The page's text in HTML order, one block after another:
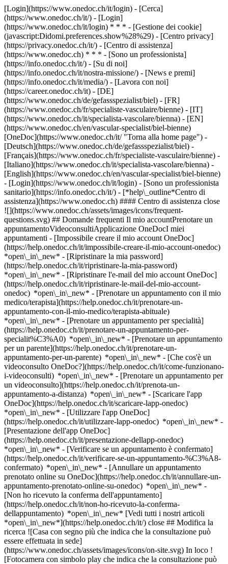
[Login](https://www.onedoc.ch/it/login) - [Cerca]
(https://www.onedoc.ch/it/) - [Login]
(https://www.onedoc.ch/it/login) * * * - [Gestione dei cookie]
(javascript:Didomi.preferences.show%28%29) - [Centro privacy]
(https://privacy.onedoc.ch/it/) - [Centro di assistenza]
(https://www.onedoc.ch) * * * - [Sono un professionista]
(https://info.onedoc.ch/it/) - [Su di noi]
(https://info.onedoc.ch/it/nostra-missione/) - [News e premi]
(https://info.onedoc.ch/it/media/) - [Lavora con noi]
(https://career.onedoc.ch/it) - [DE]
(https://www.onedoc.ch/de/gefassspezialist/biel) - [FR]
(https://www.onedoc.ch/fr/specialiste-vasculaire/bienne) - [IT]
(https://www.onedoc.ch/it/specialista-vascolare/bienna) - [EN]
(https://www.onedoc.ch/en/vascular-specialist/biel-bienne)
[OneDoc](https://www.onedoc.ch/it/ "Torna alla home page") -
[Deutsch](https://www.onedoc.ch/de/gefassspezialist/biel) -
[Français](https://www.onedoc.ch/fr/specialiste-vasculaire/bienne) -
[Italiano](https://www.onedoc.ch/it/specialista-vascolare/bienna) -
[English](https://www.onedoc.ch/en/vascular-specialist/biel-bienne)
- [Login](https://www.onedoc.ch/it/login) - [Sono un professionista
sanitario](https://info.onedoc.ch/it/) - [*help\_outline*Centro di
assistenza](https://www.onedoc.ch) #### Centro di assistenza close
![](https://www.onedoc.ch/assets/images/icons/frequent-
questions.svg) ## Domande frequenti Il mio accountPrenotare un
appuntamentoVideoconsultiApplicazione OneDocI miei
appuntamenti - [Impossibile creare il mio account OneDoc]
(https://help.onedoc.ch/it/impossibile-creare-il-mio-account-onedoc)
*open\_in\_new* - [Ripristinare la mia password]
(https://help.onedoc.ch/it/ripristinare-la-mia-password)
*open\_in\_new* - [Ripristinare l'e-mail del mio account OneDoc]
(https://help.onedoc.ch/it/ripristinare-le-mail-del-mio-account-
onedoc) *open\_in\_new* - [Prenotare un appuntamento con il mio
medico/terapista](https://help.onedoc.ch/it/prenotare-un-
appuntamento-con-il-mio-medico/terapista-abituale)
*open\_in\_new* - [Prenotare un appuntamento per specialità]
(https://help.onedoc.ch/it/prenotare-un-appuntamento-per-
specialit%C3%A0) *open\_in\_new* - [Prenotare un appuntamento
per un parente](https://help.onedoc.ch/it/prenotare-un-
appuntamento-per-un-parente) *open\_in\_new* - [Che cos'è un
videoconsulto OneDoc?](https://help.onedoc.ch/it/come-funzionano-
i-videoconsulti) *open\_in\_new* - [Prenotare un appuntamento per
un videoconsulto](https://help.onedoc.ch/it/prenota-un-
appuntamento-a-distanza) *open\_in\_new* - [Scaricare l'app
OneDoc](https://help.onedoc.ch/it/scaricare-lapp-onedoc)
*open\_in\_new* - [Utilizzare l'app OneDoc]
(https://help.onedoc.ch/it/utilizzare-lapp-onedoc) *open\_in\_new* -
[Presentazione dell'app OneDoc]
(https://help.onedoc.ch/it/presentazione-dellapp-onedoc)
*open\_in\_new* - [Verificare se un appuntamento è confermato](https://help.onedoc.ch/it/verificare-se-un-appuntamento-%C3%A8-confermato) *open\_in\_new* - [Annullare un appuntamento prenotato online su OneDoc](https://help.onedoc.ch/it/annullare-un-appuntamento-prenotato-online-su-onedoc) *open\_in\_new* - [Non ho ricevuto la conferma dell'appuntamento](https://help.onedoc.ch/it/non-ho-ricevuto-la-conferma-dellappuntamento) *open\_in\_new* [Vedi tutti i nostri articoli *open\_in\_new*](https://help.onedoc.ch/it/) close ## Modifica la ricerca ![Casa con segno più che indica che la consultazione può essere effettuata in sede](https://www.onedoc.ch/assets/images/icons/on-site.svg) In loco ![Fotocamera con simbolo play che indica che la consultazione può essere effettuata a distanza in video](https://www.onedoc.ch/assets/images/icons/remote.svg) A distanza Cerca #### Specialità #### Professionisti #### Istituti edit Specialista vascolare a Bienna tune Filtra per Nuovo paziente*keyboard\_arrow\_down* - Accettato*check\_circle* Lingua parlata*keyboard\_arrow\_down* - Francese*check\_circle* - Inglese*check\_circle* - Olandese*check\_circle* - Spagnolo*check\_circle* - Tedesco*check\_circle* Sesso*keyboard\_arrow\_down* - Donna*check\_circle* - Uomo*check\_circle* Disponibilità*keyboard\_arrow\_down* - Disponibile oggi*check\_circle* - Entro i prossimi 3 giorni*check\_circle* - Entro i prossimi 7 giorni*check\_circle* - Entro i prossimi 14 giorni*check\_circle* # __Specialista vascolare__ a __Bienna__: prenota il tuo appuntamento online oggi ## 5 risultati a Bienna [![Dr.ssa med. Verena Quarch, angiologo a Bienna](https://assets.onedoc.ch/images/users/7f5fc208f8da4e2d160695e9367d7ce239543df5eb3740ef30ebe7a8eb66de3b-small.jpg "Dr.ssa med. Verena Quarch, angiologo a Bienna")](https://www.onedoc.ch/it/angiologo/bienna/pc2qf/dr-med-verena-quarch) ### [Dr.ssa med. Verena Quarch](https://www.onedoc.ch/it/angiologo/bienna/pc2qf/dr-med-verena-quarch) ![Badge che indica un profilo verificato](https://www.onedoc.ch/assets/images/icons/checkmark.svg) [Angiologo](https://www.onedoc.ch/it/angiologo/bienna) [Gefässpraxis Biel/Bienne AG (Bahnhofstrasse 14, 2502 Biel)](https://www.onedoc.ch/it/studio-medico/bienna/esd5/gefasspraxis-biel-bienne-ag-bahnhofstrasse-14-2502-biel) Bahnhofstrasse 14 2502 Bienna ![Icona paziente con segno più che indica che il professionista accetta nuovi pazienti](https://www.onedoc.ch/assets/images/icons/new-patients.svg)Accetta nuovi pazienti [Prenota un appuntamento](https://www.onedoc.ch/it/angiologo/bienna/pc2qf/dr-med-verena-quarch) Competenze: Specialista vascolare, [Disturbo circolatorio](https://www.onedoc.ch/it/disturbo-circolatorio/bienna), [Vene varicose | Vene del ragno](https://www.onedoc.ch/it/vene-varicose-vene-del-ragno/bienna), [Flebite | Tromboflebite](https://www.onedoc.ch/it/flebite-tromboflebite/bienna)Vedi di più *chevron\_left* mar 04 ago *chevron\_right* Vedi più appuntamenti *error\_outline* Si è verificato un errore durante il caricamento della disponibilità [Riprova](https://www.onedoc.ch) Competenze: Specialista vascolare, [Disturbo circolatorio](https://www.onedoc.ch/it/disturbo-circolatorio/bienna), [Vene varicose | Vene del ragno](https://www.onedoc.ch/it/vene-varicose-vene-del-ragno/bienna), [Flebite | Tromboflebite](https://www.onedoc.ch/it/flebite-tromboflebite/bienna)Vedi di più [![Dr. med. Dominik Müller, angiologo a Bienna](https://assets.onedoc.ch/images/users/5ac0ceb6f0648e680e6003bd6e7f635f6c6c6174d2e882ba29eb76be2ce90591-small.png "Dr. med. Dominik Müller, angiologo a Bienna")](https://www.onedoc.ch/it/angiologo/bienna/p6j2/dr-med-dominik-muller) ### [Dr. med. Dominik Müller](https://www.onedoc.ch/it/angiologo/bienna/p6j2/dr-med-dominik-muller) ![Badge che indica un profilo verificato](https://www.onedoc.ch/assets/images/icons/checkmark.svg) [Angiologo](https://www.onedoc.ch/it/angiologo/bienna) [Gefässpraxis Biel/Bienne AG (Bahnhofstrasse 14, 2502 Biel)](https://www.onedoc.ch/it/studio-medico/bienna/esd5/gefasspraxis-biel-bienne-ag-bahnhofstrasse-14-2502-biel) Bahnhofstrasse 14 2502 Bienna ![Icona paziente con segno più che indica che il professionista accetta nuovi pazienti](https://www.onedoc.ch/assets/images/icons/new-patients.svg)Accetta nuovi pazienti [Prenota un appuntamento](https://www.onedoc.ch/it/angiologo/bienna/p6j2/dr-med-dominik-muller) Competenze: Specialista vascolare, [Disturbo circolatorio](https://www.onedoc.ch/it/disturbo-circolatorio/bienna), [Vene varicose | Vene del ragno](https://www.onedoc.ch/it/vene-varicose-vene-del-ragno/bienna), [Flebite | Tromboflebite](https://www.onedoc.ch/it/flebite-tromboflebite/bienna)Vedi di più *chevron\_left* mar 04 ago *chevron\_right* Vedi più appuntamenti *error\_outline* Si è verificato un errore durante il caricamento della disponibilità [Riprova](https://www.onedoc.ch) Competenze: Specialista vascolare, [Disturbo circolatorio](https://www.onedoc.ch/it/disturbo-circolatorio/bienna), [Vene varicose | Vene del ragno](https://www.onedoc.ch/it/vene-varicose-vene-del-ragno/bienna), [Flebite | Tromboflebite](https://www.onedoc.ch/it/flebite-tromboflebite/bienna)Vedi di più [![Dr. med. Karl Pieper-Joshi, chirurgo vascolare a Bienna](https://assets.onedoc.ch/images/users/cb7436916b2f9b5692efd55c984ab903fc3b265870cc0e12d22a2a0d4defef6e-small.png "Dr. med. Karl Pieper-Joshi, chirurgo vascolare a Bienna")](https://www.onedoc.ch/it/chirurgo-vascolare/bienna/pcxnc/dr-med-karl-pieper-joshi) ### [Dr. med. Karl Pieper-Joshi](https://www.onedoc.ch/it/chirurgo-vascolare/bienna/pcxnc/dr-med-karl-pieper-joshi) ![Badge che indica un profilo verificato](https://www.onedoc.ch/assets/images/icons/checkmark.svg) [Chirurgo vascolare](https://www.onedoc.ch/it/chirurgo-vascolare/bienna) [Clinique DELC Biel / Bienne](https://www.onedoc.ch/it/clinica/bienna/esn5/clinique-delc-biel-bienne) Marktgasse 17 2502 Bienna ![Icona paziente con segno più che indica che il professionista accetta nuovi pazienti](https://www.onedoc.ch/assets/images/icons/new-patients.svg)Accetta nuovi pazienti [Prenota un appuntamento](https://www.onedoc.ch/it/chirurgo-vascolare/bienna/pcxnc/dr-med-karl-pieper-joshi) Competenze: Specialista vascolare, [Vene varicose | Vene del ragno](https://www.onedoc.ch/it/vene-varicose-vene-del-ragno/bienna), [Ecografia vascolare](https://www.onedoc.ch/it/ecografia-vascolare/bienna), [Trombosi | Trombosi venosa profonda (TVP)](https://www.onedoc.ch/it/trombosi-trombosi-venosa-profonda-tvp/bienna), [Flebite | Tromboflebite](https://www.onedoc.ch/it/flebite-tromboflebite/bienna), [Rimozione delle vene varicose | Stripping](https://www.onedoc.ch/it/rimozione-delle-vene-varicose-stripping/bienna), [Disturbo circolatorio](https://www.onedoc.ch/it/disturbo-circolatorio/bienna)Vedi di più *chevron\_left* mar 04 ago *chevron\_right* Vedi più appuntamenti *error\_outline* Si è verificato un errore durante il caricamento della disponibilità [Riprova](https://www.onedoc.ch) Competenze: Specialista vascolare, [Vene varicose | Vene del ragno](https://www.onedoc.ch/it/vene-varicose-vene-del-ragno/bienna), [Ecografia vascolare](https://www.onedoc.ch/it/ecografia-vascolare/bienna), [Trombosi | Trombosi venosa profonda (TVP)](https://www.onedoc.ch/it/trombosi-trombosi-venosa-profonda-tvp/bienna), [Flebite | Tromboflebite](https://www.onedoc.ch/it/flebite-tromboflebite/bienna), [Rimozione delle vene varicose | Stripping](https://www.onedoc.ch/it/rimozione-delle-vene-varicose-stripping/bienna), [Disturbo circolatorio](https://www.onedoc.ch/it/disturbo-circolatorio/bienna)Vedi di più [![Dr. Michael Krüsi, medico assistente in angiologia a Bienna](https://assets.onedoc.ch/images/users/db41c041c2524b16b29daecfe66eae80b940ba3f04f2cfdfd069c5b67026a40e-small.png "Dr. Michael Krüsi, medico assistente in angiologia a Bienna")](https://www.onedoc.ch/it/angiologo/bienna/pc2qy/dr-michael-krusi) ### [Dr. Michael Krüsi](https://www.onedoc.ch/it/angiologo/bienna/pc2qy/dr-michael-krusi) ![Badge che indica un profilo verificato](https://www.onedoc.ch/assets/images/icons/checkmark.svg) [Medico assistente in angiologia](https://www.onedoc.ch/it/angiologo/bienna) [Gefässpraxis Biel/Bienne AG (Bahnhofstrasse 14, 2502 Biel)](https://www.onedoc.ch/it/studio-medico/bienna/esd5/gefasspraxis-biel-bienne-ag-bahnhofstrasse-14-2502-biel) Bahnhofstrasse 14 2502 Bienna ![Icona paziente con segno più che indica che il professionista accetta nuovi pazienti](https://www.onedoc.ch/assets/images/icons/new-patients.svg)Accetta nuovi pazienti [Prenota un appuntamento](https://www.onedoc.ch/it/angiologo/bienna/pc2qy/dr-michael-krusi) Competenze: Specialista vascolare, [Disturbo circolatorio](https://www.onedoc.ch/it/disturbo-circolatorio/bienna), [Vene varicose | Vene del ragno](https://www.onedoc.ch/it/vene-varicose-vene-del-ragno/bienna), [Flebite | Tromboflebite](https://www.onedoc.ch/it/flebite-tromboflebite/bienna)Vedi di più *chevron\_left* mar 04 ago *chevron\_right* Vedi più appuntamenti *error\_outline* Si è verificato un errore durante il caricamento della disponibilità [Riprova](https://www.onedoc.ch) Competenze: Specialista vascolare, [Disturbo circolatorio](https://www.onedoc.ch/it/disturbo-circolatorio/bienna), [Vene varicose | Vene del ragno](https://www.onedoc.ch/it/vene-varicose-vene-del-ragno/bienna), [Flebite | Tromboflebite](https://www.onedoc.ch/it/flebite-tromboflebite/bienna)Vedi di più [![Dr. Dominik Markwalder, angiologo a Bienna](https://assets.onedoc.ch/images/users/f9c4bc3652c78592fe713744c8b8ba90816cc768b521d96ef715d0683da801d2-small.png "Dr. Dominik Markwalder, angiologo a Bienna")](https://www.onedoc.ch/it/angiologo/bienna/pc2qz/dr-dominik-markwalder) ### [Dr. Dominik Markwalder](https://www.onedoc.ch/it/angiologo/bienna/pc2qz/dr-dominik-markwalder) ![Badge che indica un profilo verificato](https://www.onedoc.ch/assets/images/icons/checkmark.svg) [Angiolog